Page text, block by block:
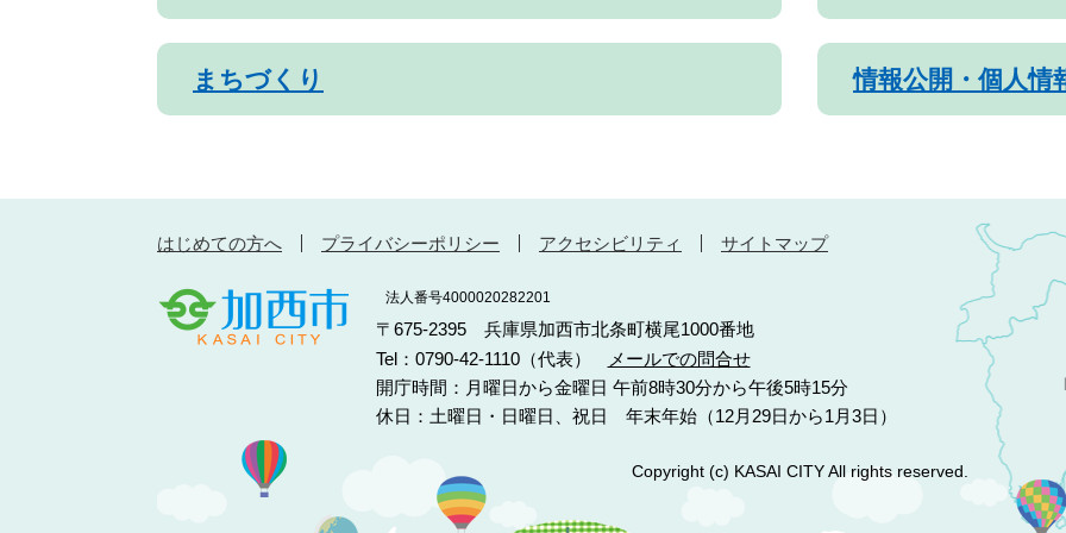
まちづくり 情報公開・個人情
はじめての方へ プライバシーポリシー アクセシビリティ サイトマップ
法人番号4000020282201
〒675-2395 兵庫県加西市北条町横尾1000番地
Tel：0790-42-1110（代表）
メールでの問合せ
開庁時間：月曜日から金曜日 午前8時30分から午後5時15分
休日：土曜日・日曜日、祝日 年末年始（12月29日から1月3日）
Copyright (c) KASAI CITY All rights reserved.